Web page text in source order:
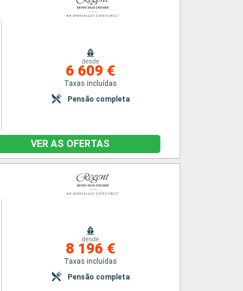
desde
6 609 €
Taxas incluídas
Pensão completa
VER AS OFERTAS
desde
8 196 €
Taxas incluídas
Pensão completa